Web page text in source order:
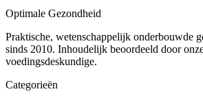
Optimale Gezondheid
Praktische, wetenschappelijk onderbouwde
sinds 2010. Inhoudelijk beoordeeld door
voedingsdeskundige.
Categorieën